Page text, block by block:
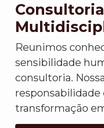
Reunimos
sensibilidade
consultoria.
responsabilidade
transformação